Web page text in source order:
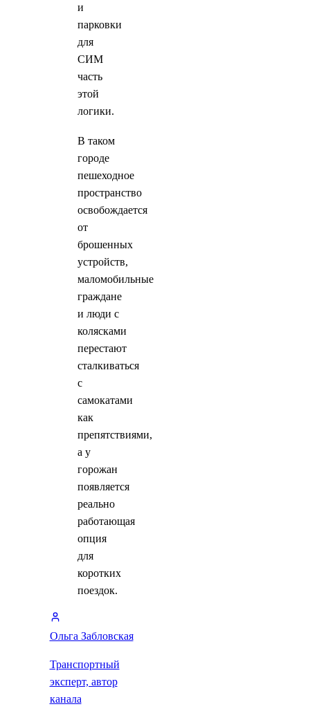
и
парковки
для
СИМ
часть
этой
логики.
В таком
городе
пешеходное
пространство
освобождается
от
брошенных
устройств,
маломобильные
граждане
и люди с
колясками
перестают
сталкиваться
с
самокатами
как
препятствиями,
а у
горожан
появляется
реально
работающая
опция
для
коротких
поездок.
Ольга Забловская
Транспортный
эксперт, автор
канала